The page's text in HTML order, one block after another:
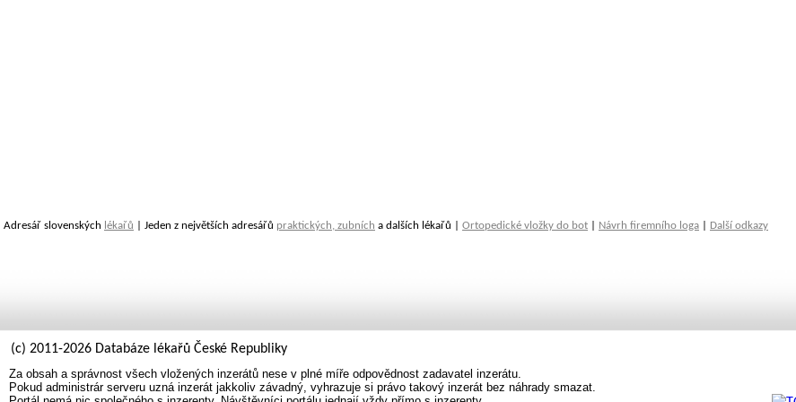
Adresář slovenských lékařů | Jeden z největších adresářů praktických, zubních a dalších lékařů | Ortopedické vložky do bot Návrh firemního loga Další odkazy
(c) 2011-2026 Databáze lékařů České Republiky
Za obsah a správnost všech vložených inzerátů nese v plné míře odpovědnost zadavatel inzerátu.
Pokud administrár serveru uzná inzerát jakkoliv závadný, vyhrazuje si právo takový inzerát bez náhrady smazat.